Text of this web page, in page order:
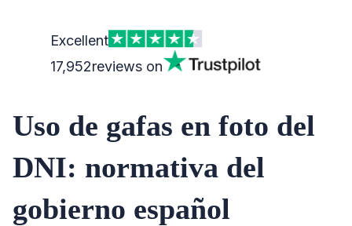
Excellent
17,952reviews on
Uso de gafas en foto del
DNI: normativa del
gobierno español